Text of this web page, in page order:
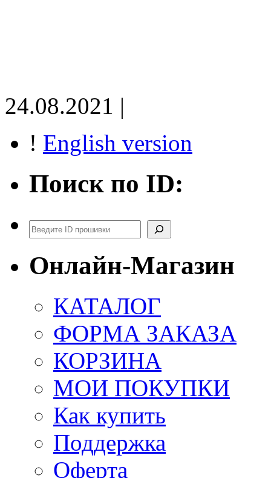
24.08.2021 |
! English version
Поиск по ID:
Поиск
Онлайн-Магазин
КАТАЛОГ
ФОРМА ЗАКАЗА
КОРЗИНА
МОИ ПОКУПКИ
Как купить
Поддержка
Оферта